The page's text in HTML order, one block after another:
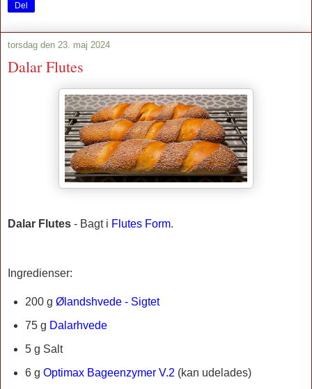
Del
torsdag den 23. maj 2024
Dalar Flutes
Dalar Flutes - Bagt i Flutes Form.
Ingredienser:
200 g Ølandshvede - Sigtet
75 g Dalarhvede
5 g Salt
6 g Optimax Bageenzymer V.2 (kan udelades)